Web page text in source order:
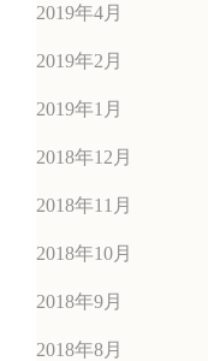
2019年4月
2019年2月
2019年1月
2018年12月
2018年11月
2018年10月
2018年9月
2018年8月